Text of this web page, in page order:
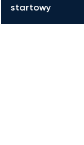
startowy